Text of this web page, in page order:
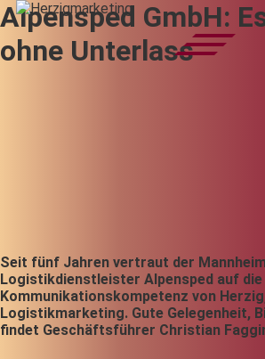
Alpensped GmbH:
ohne Unterlass
Seit fünf Jahren vertraut der
Logistikdienstleister Alpensped auf die
Kommunikationskompetenz von
Logistikmarketing. Gute Gelegenheit,
findet Geschäftsführer Christian